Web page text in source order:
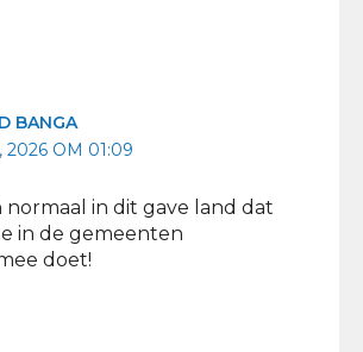
BANGA
2026 OM 01:09
normaal in dit gave land dat
in de gemeenten
doet!